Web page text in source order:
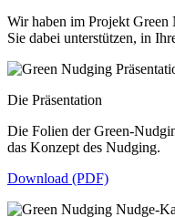
Wir haben im Projekt
Sie dabei unterstützen, in
Die Präsentation
Die Folien der Green-
das Konzept des Nudging.
Download (PDF)